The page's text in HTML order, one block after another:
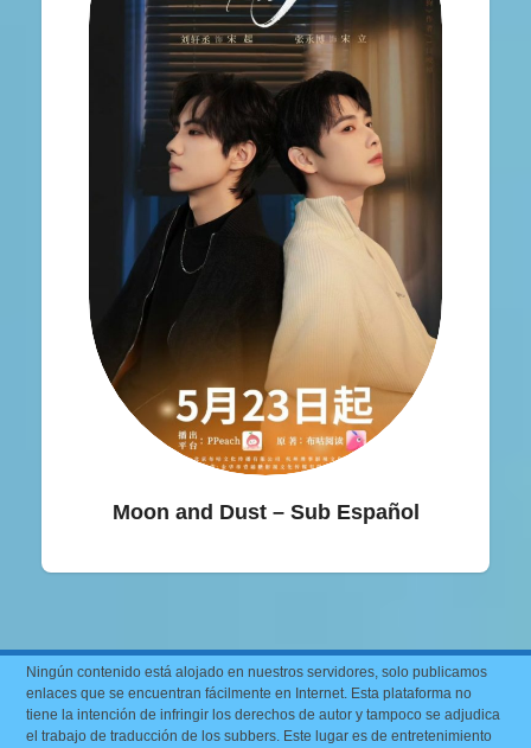
Moon and Dust – Sub Español
Ningún contenido está alojado en nuestros servidores, solo publicamos
enlaces que se encuentran fácilmente en Internet. Esta plataforma no
tiene la intención de infringir los derechos de autor y tampoco se adjudica
el trabajo de traducción de los subbers. Este lugar es de entretenimiento